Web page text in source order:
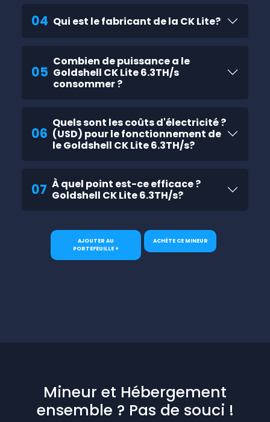
04 Qui est le fabricant de la CK Lite?
05
Combien de puissance a le
Goldshell CK Lite 6.3TH/s
consommer ?
06
Quels sont les coûts d'électricité ?
(USD) pour le fonctionnement de
le Goldshell CK Lite 6.3TH/s?
07 À quel point est-ce efficace ?
Goldshell CK Lite 6.3TH/s?
AJOUTER AU
PORTEFEUILLE +
ACHÈTE CE MINEUR
Mineur et Hébergement
ensemble ? Pas de souci !